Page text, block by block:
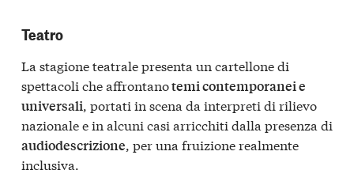
Teatro
La stagione teatrale presenta un cartellone di
spettacoli che affrontanotemi contemporanei e
universali, portati in scena da interpreti di rilievo
nazionale e in alcuni casi arricchiti dalla presenza di
audiodescrizione, per una fruizione realmente
inclusiva.